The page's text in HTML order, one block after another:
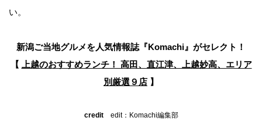
い。
新潟ご当地グルメを人気情報誌 『Komachi』がセレクト！
【
上越のおすすめランチ！ 高田、直江津、上越妙高、エリア
別厳選９店 】
creditedit：Komachi編集部